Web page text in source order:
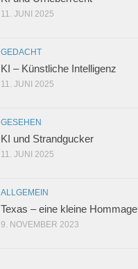
11. JUNI 2025
GEDACHT
KI – Künstliche Intelligenz
11. JUNI 2025
GESEHEN
KI und Strandgucker
11. JUNI 2025
ALLGEMEIN
Texas – eine kleine Hommage
9. NOVEMBER 2023